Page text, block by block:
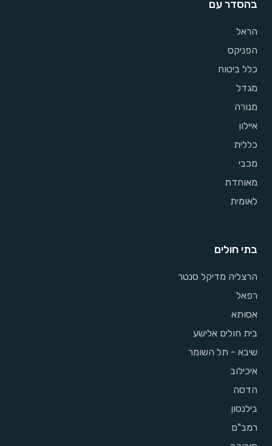
בהסדר עם
הראל
הפניקס
כלל ביטוח
מגדל
מנורה
איילון
כללית
מכבי
מאוחדת
לאומית
בתי חולים
הרצליה מדיקל סנטר
רפאל
אסותא
בית חולים אלישע
שיבא - תל השומר
איכילוב
הדסה
בילנסון
רמב"ם